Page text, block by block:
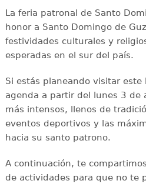
La feria patronal de Santo
honor a Santo Domingo de
festividades culturales y
esperadas en el sur del país.
Si estás planeando visitar
agenda a partir del lunes 3 de
más intensos, llenos de
eventos deportivos y las
hacia su santo patrono.
A continuación, te
de actividades para que no te